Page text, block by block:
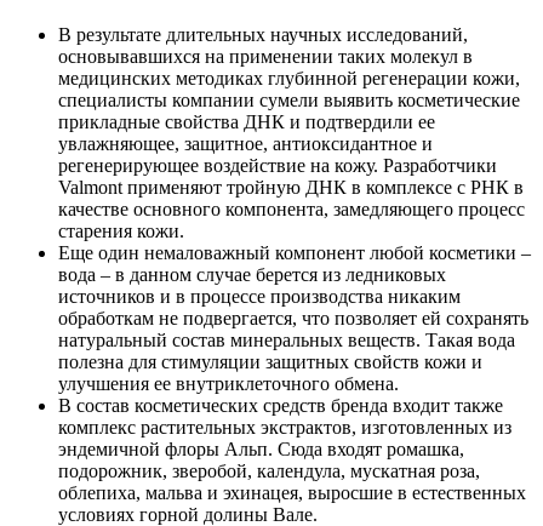
В результате длительных научных исследований,
основывавшихся на применении таких молекул в
медицинских методиках глубинной регенерации кожи,
специалисты компании сумели выявить косметические
прикладные свойства ДНК и подтвердили ее
увлажняющее, защитное, антиоксидантное и
регенерирующее воздействие на кожу. Разработчики
Valmont применяют тройную ДНК в комплексе с РНК в
качестве основного компонента, замедляющего процесс
старения кожи.
Еще один немаловажный компонент любой косметики –
вода – в данном случае берется из ледниковых
источников и в процессе производства никаким
обработкам не подвергается, что позволяет ей сохранять
натуральный состав минеральных веществ. Такая вода
полезна для стимуляции защитных свойств кожи и
улучшения ее внутриклеточного обмена.
В состав косметических средств бренда входит также
комплекс растительных экстрактов, изготовленных из
эндемичной флоры Альп. Сюда входят ромашка,
подорожник, зверобой, календула, мускатная роза,
облепиха, мальва и эхинацея, выросшие в естественных
условиях горной долины Вале.